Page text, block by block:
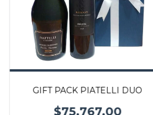
GIFT PACK PIATELLI DUO
$75.767,00